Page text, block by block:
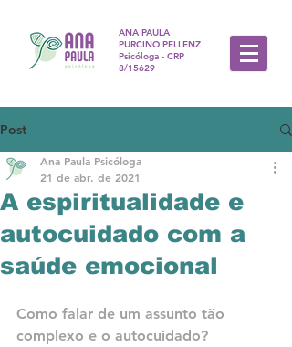
ANA PAULA
PURCINO PELLENZ
Psicóloga - CRP
8/15629
Post
A espiritualidade e
autocuidado com a
saúde emocional
Ana Paula Psicóloga
21 de abr. de 2021
Como falar de um assunto tão
complexo e o autocuidado?